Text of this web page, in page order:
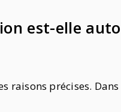
est-elle
précises. Dans